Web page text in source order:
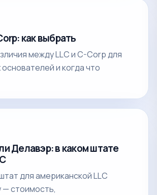
как выбрать
между LLC и C-Corp для
и когда что
Делавэр: в каком штате
для американской LLC
— стоимость,